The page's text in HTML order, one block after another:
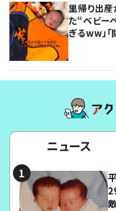
里帰り出
た“ベビー
ぎるww」
ニュース